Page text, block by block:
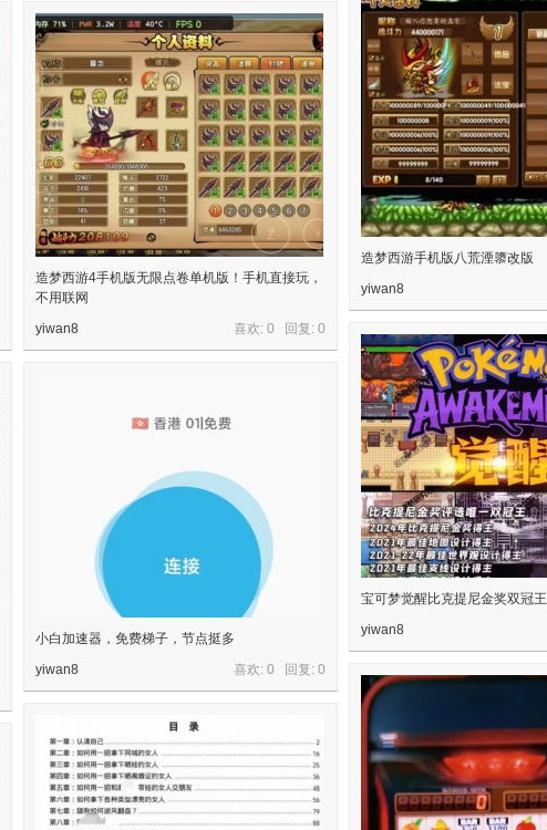
造梦西游手机版八荒湮隳改版
yiwan8
造梦西游4手机版无限点卷单机版！手机直接玩，
不用联网
喜欢: 0 回复: 0
yiwan8
宝可梦觉醒比克提尼金奖双冠王
yiwan8
小白加速器，免费梯子，节点挺多
喜欢: 0 回复: 0
yiwan8